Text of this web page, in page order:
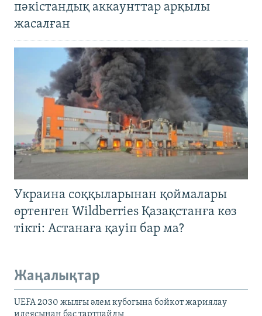
пәкістандық аккаунттар арқылы
жасалған
Украина соққыларынан қоймалары
өртенген Wildberries Қазақстанға көз
тікті: Астанаға қауіп бар ма?
Жаңалықтар
UEFA 2030 жылғы әлем кубогына бойкот жариялау